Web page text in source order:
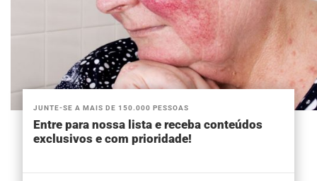
JUNTE-SE A MAIS DE 150.000 PESSOAS
Entre para nossa lista e receba conteúdos
exclusivos e com prioridade!